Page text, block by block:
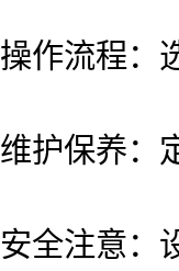
操作流程：
维护保养：
安全注意：